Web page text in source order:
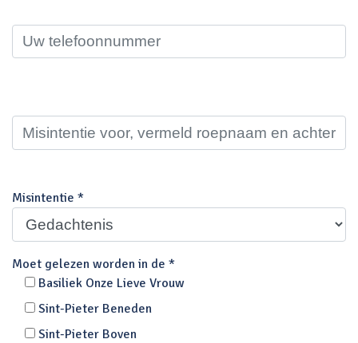
Misintentie *
Moet gelezen worden in de *
Basiliek Onze Lieve Vrouw
Sint-Pieter Beneden
Sint-Pieter Boven